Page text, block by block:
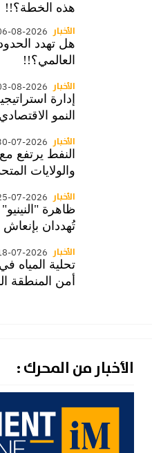
هذه الخطة؟!!
الأخبار 08-2026
هل تهدد
العالمي؟!!
الأخبار 08-2026
إدارة
النمو
الأخبار 07-2026
النفط يرتفع
والولايات
الأخبار 07-2026
ظاهرة
تُهددان
الأخبار 07-2026
تحلية المياه
أمن المنطقة
الأخبار من المحرك :